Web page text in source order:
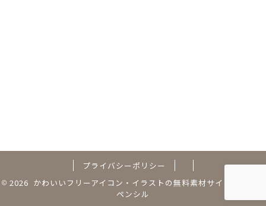
プライバシーポリシー
2026 かわいいフリーアイコン・イラストの無料素材サイト｜フリー
ペンシル